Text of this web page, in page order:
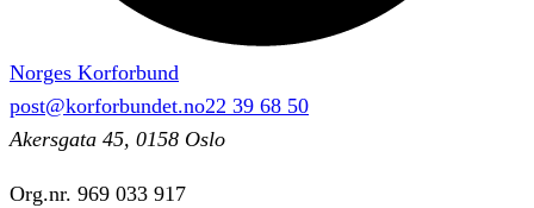
Norges Korforbund
post@korforbundet.no22 39 68 50
Akersgata 45, 0158 Oslo
Org.nr. 969 033 917